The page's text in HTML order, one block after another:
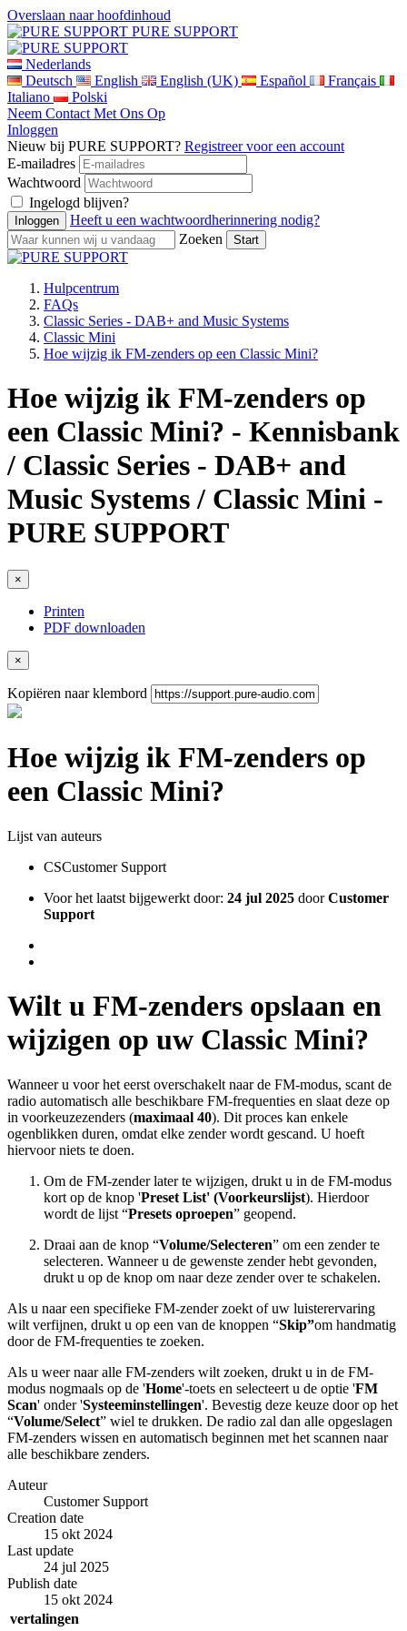
Overslaan naar hoofdinhoud
PURE SUPPORT
Nederlands
Deutsch
English English (UK) Español
Français
Italiano
Polski
Neem Contact Met Ons Op
Inloggen
Nieuw bij PURE SUPPORT? Registreer voor een account
E-mailadres
Wachtwoord
Ingelogd blijven?
Heeft u een wachtwoordherinnering nodig?
Zoeken
Hulpcentrum
FAQs
Classic Series - DAB+ and Music Systems
Classic Mini
Hoe wijzig ik FM-zenders op een Classic Mini?
Hoe wijzig ik FM-zenders op
een Classic Mini? - Kennisbank
/ Classic Series - DAB+ and
Music Systems / Classic Mini -
PURE SUPPORT
×
Printen
PDF downloaden
×
Kopiëren naar klembord
Hoe wijzig ik FM-zenders op
een Classic Mini?
Lijst van auteurs
CSCustomer Support
Voor het laatst bijgewerkt door: 24 jul 2025 doorCustomer
Support
Wilt u FM-zenders opslaan en
wijzigen op uw Classic Mini?
Wanneer u voor het eerst overschakelt naar de FM-modus, scant de
radio automatisch alle beschikbare FM-frequenties en slaat deze op
in voorkeuzezenders (maximaal 40). Dit proces kan enkele
ogenblikken duren, omdat elke zender wordt gescand. U hoeft
hiervoor niets te doen.
Om de FM-zender later te wijzigen, drukt u in de FM-modus
kort op de knop 'Preset List' (Voorkeurslijst). Hierdoor
wordt de lijst “Presets oproepen” geopend.
Draai aan de knop “Volume/Selecteren” om een zender te
selecteren. Wanneer u de gewenste zender hebt gevonden,
drukt u op de knop om naar deze zender over te schakelen.
Als u naar een specifieke FM-zender zoekt of uw luisterervaring
wilt verfijnen, drukt u op een van de knoppen “Skip”om handmatig
door de FM-frequenties te zoeken.
Als u weer naar alle FM-zenders wilt zoeken, drukt u in de FM-
modus nogmaals op de 'Home'-toets en selecteert u de optie 'FM
Scan' onder 'Systeeminstellingen'. Bevestig deze keuze door op het
“Volume/Select” wiel te drukken. De radio zal dan alle opgeslagen
FM-zenders wissen en automatisch beginnen met het scannen naar
alle beschikbare zenders.
Auteur
Customer Support
Creation date
15 okt 2024
Last update
24 jul 2025
Publish date
15 okt 2024
vertalingen